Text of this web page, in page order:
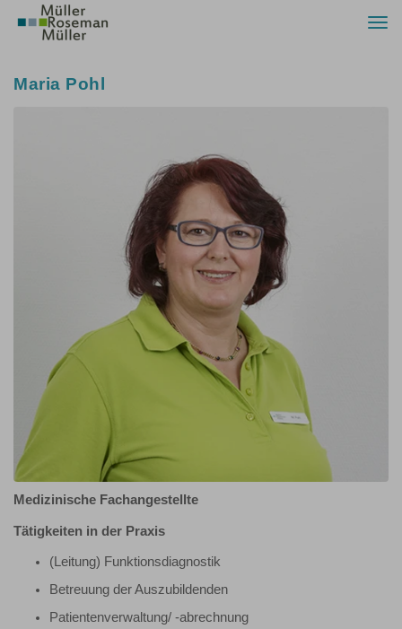
Maria Pohl
Medizinische Fachangestellte
Tätigkeiten in der Praxis
(Leitung) Funktionsdiagnostik
Betreuung der Auszubildenden
Patientenverwaltung/ -abrechnung